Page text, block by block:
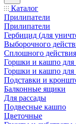
Каталог
Прилипатели
Прилипатели
Гербицид (для
Выборочного
Сплошного действия
Горшки и кашпо для
Горшки и кашпо для
Подставки и
Балконные ящики
Для рассады
Подвесные кашпо
Цветочные